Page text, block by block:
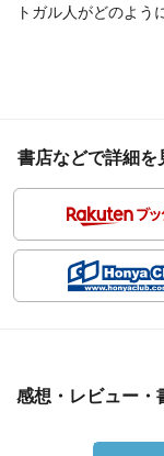
トガル人がどのよう
書店などで詳細を
感想・レビュー・